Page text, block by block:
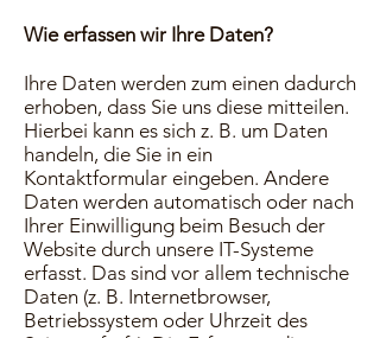
Wie erfassen wir Ihre Daten?
Ihre Daten werden zum einen dadurch
erhoben, dass Sie uns diese mitteilen.
Hierbei kann es sich z. B. um Daten
handeln, die Sie in ein
Kontaktformular eingeben. Andere
Daten werden automatisch oder nach
Ihrer Einwilligung beim Besuch der
Website durch unsere IT-Systeme
erfasst. Das sind vor allem technische
Daten (z. B. Internetbrowser,
Betriebssystem oder Uhrzeit des